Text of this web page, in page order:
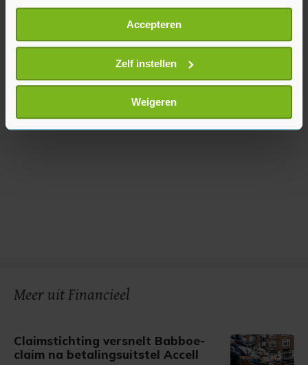
Als u het toestaat, willen we ook graag:
Informatie verzamelen over uw geografische
locatie, die tot een paar meter nauwkeurig kan zijn
Uw apparaat identificeren door het actief te
scannen op specifieke eigenschappen (fingerprinting)
Lees meer over hoe uw persoonlijke gegevens worden
verwerkt en stel uw voorkeuren in het
U kunt uw toestemming op elk moment wijzigen of
Accepteren
Zelf instellen
Weigeren
Meer uit Financieel
Claimstichting versnelt Babboe-
claim na betalingsuitstel Accell